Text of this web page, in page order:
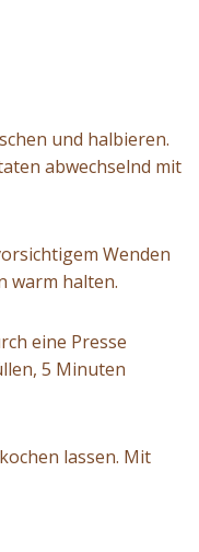
und halbieren.
abwechselnd mit
Wenden
warm halten.
eine Presse
5 Minuten
lassen. Mit